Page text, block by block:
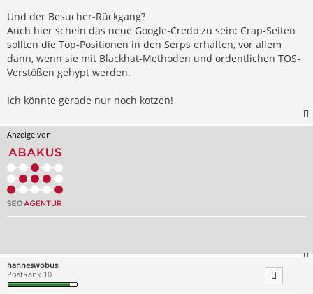
Und der Besucher-Rückgang?
Auch hier schein das neue Google-Credo zu sein: Crap-Seiten
sollten die Top-Positionen in den Serps erhalten, vor allem
dann, wenn sie mit Blackhat-Methoden und ordentlichen TOS-
Verstößen gehypt werden.
Ich könnte gerade nur noch kotzen!
Anzeige von:
hanneswobus
PostRank 10